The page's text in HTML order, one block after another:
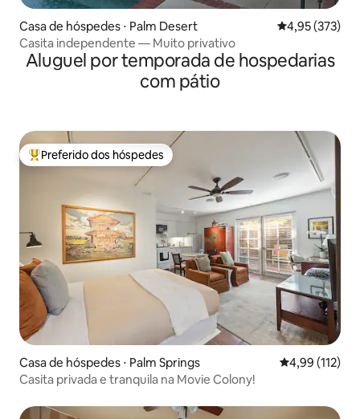
Casa de hóspedes ⋅ Palm Desert 4,95 de uma
4,95 (373)
Casita independente — Muito privativo
Aluguel por temporada de hospedarias
com pátio
Entre os melhores preferidos dos hóspedes
Preferido dos hóspedes
Casa de hóspedes ⋅ Palm Springs 4,99 de uma
4,99 (112)
Casita privada e tranquila na Movie Colony!